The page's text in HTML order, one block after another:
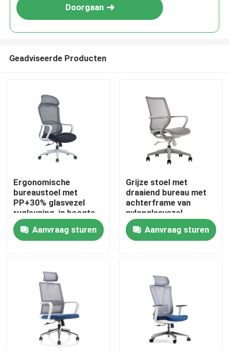
Producten
Over ons
Fabriekstocht
Doorgaan
Geadviseerde Producten
Ergonomische
bureaustoel met
PP+30% glasvezel
rugleuning, in hoogte
verstelbaar en met
nylon wielen
Aanvraag sturen
Grijze stoel met
draaiend bureau met
achterframe van
nylonglasvezel,
schuimkussing en
zwarte PU-wielen
Aanvraag sturen